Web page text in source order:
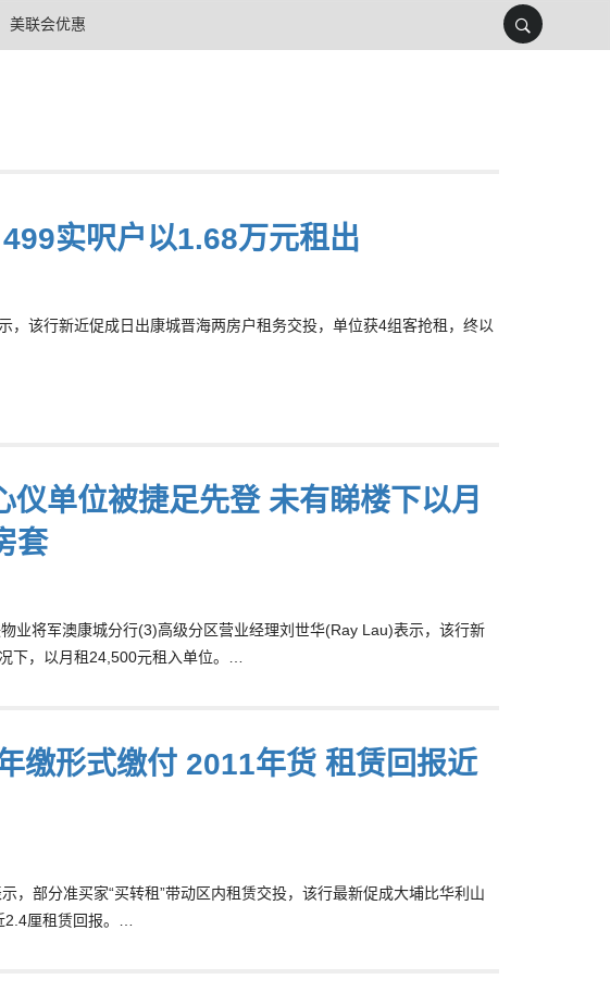
美联会优惠
实呎户以1.68万元租出
该行新近促成日出康城晋海两房户租务交投，单位获4组客抢租，终以
单位被捷足先登 未有睇楼下以月
套
业将军澳康城分行(3)高级分区营业经理刘世华(Ray Lau)表示，该行新
下，以月租24,500元租入单位。…
缴形式缴付 2011年货 租赁回报近
部分准买家“买转租”带动区内租赁交投，该行最新促成大埔比华利山
厘租赁回报。…